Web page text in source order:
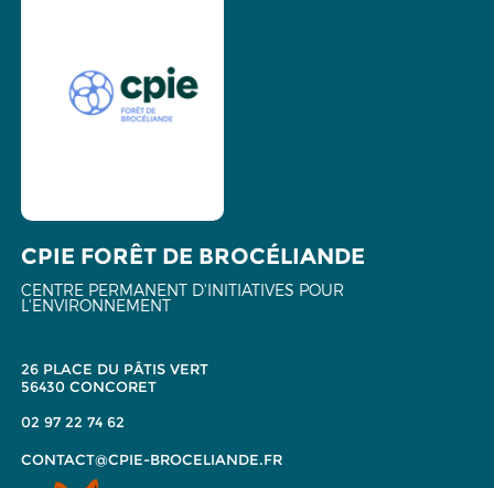
CPIE FORÊT DE BROCÉLIANDE
CENTRE PERMANENT D'INITIATIVES POUR
L'ENVIRONNEMENT
26 PLACE DU PÂTIS VERT
56430 CONCORET
02 97 22 74 62
CONTACT@CPIE-BROCELIANDE.FR